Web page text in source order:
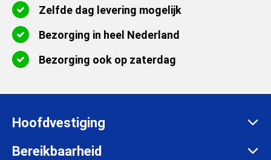
Zelfde dag levering mogelijk
Bezorging in heel Nederland
Bezorging ook op zaterdag
Hoofdvestiging
Zadelmakersstraat 26
Bereikbaarheid